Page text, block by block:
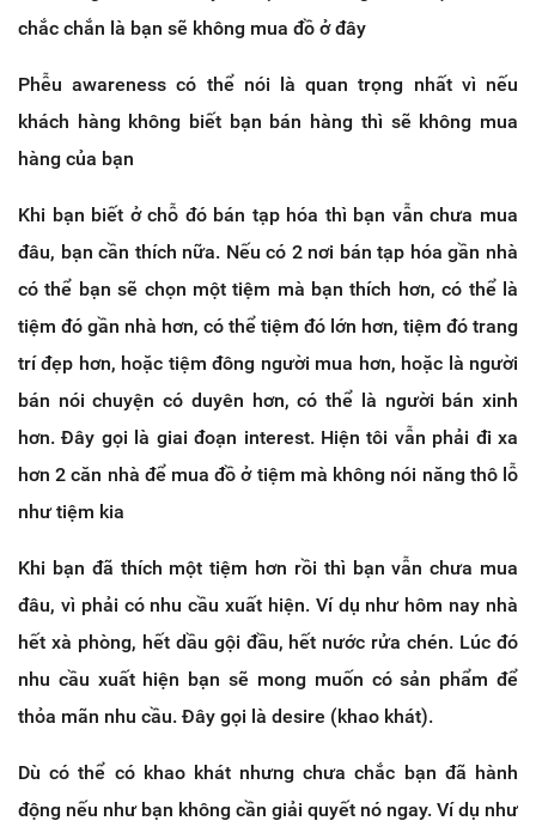
chắc chắn là bạn sẽ không mua đồ ở đây
Phễu awareness có thể nói là quan trọng nhất vì nếu
khách hàng không biết bạn bán hàng thì sẽ không mua
hàng của bạn
Khi bạn biết ở chỗ đó bán tạp hóa thì bạn vẫn chưa mua
đâu, bạn cần thích nữa. Nếu có 2 nơi bán tạp hóa gần nhà
có thể bạn sẽ chọn một tiệm mà bạn thích hơn, có thể là
tiệm đó gần nhà hơn, có thể tiệm đó lớn hơn, tiệm đó trang
trí đẹp hơn, hoặc tiệm đông người mua hơn, hoặc là người
bán nói chuyện có duyên hơn, có thể là người bán xinh
hơn. Đây gọi là giai đoạn interest. Hiện tôi vẫn phải đi xa
hơn 2 căn nhà để mua đồ ở tiệm mà không nói năng thô lỗ
như tiệm kia
Khi bạn đã thích một tiệm hơn rồi thì bạn vẫn chưa mua
đâu, vì phải có nhu cầu xuất hiện. Ví dụ như hôm nay nhà
hết xà phòng, hết dầu gội đầu, hết nước rửa chén. Lúc đó
nhu cầu xuất hiện bạn sẽ mong muốn có sản phẩm để
thỏa mãn nhu cầu. Đây gọi là desire (khao khát).
Dù có thể có khao khát nhưng chưa chắc bạn đã hành
động nếu như bạn không cần giải quyết nó ngay. Ví dụ như